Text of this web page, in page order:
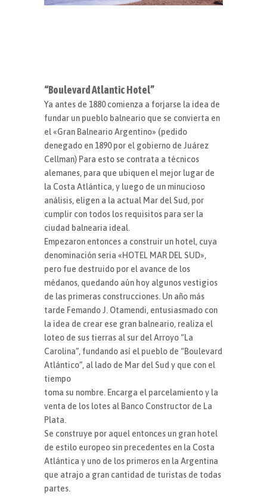
“Boulevard Atlantic Hotel”
Ya antes de 1880 comienza a forjarse la idea de
fundar un pueblo balneario que se convierta en
el «Gran Balneario Argentino» (pedido
denegado en 1890 por el gobierno de Juárez
Cellman) Para esto se contrata a técnicos
alemanes, para que ubiquen el mejor lugar de
la Costa Atlántica, y luego de un minucioso
análisis, eligen a la actual Mar del Sud, por
cumplir con todos los requisitos para ser la
ciudad balnearia ideal.
Empezaron entonces a construir un hotel, cuya
denominación seria «HOTEL MAR DEL SUD»,
pero fue destruido por el avance de los
médanos, quedando aún hoy algunos vestigios
de las primeras construcciones. Un año más
tarde Femando J. Otamendi, entusiasmado con
la idea de crear ese gran balneario, realiza el
loteo de sus tierras al sur del Arroyo “La
Carolina”, fundando así el pueblo de “Boulevard
Atlántico”, al lado de Mar del Sud y que con el
tiempo
toma su nombre. Encarga el parcelamiento y la
venta de los lotes al Banco Constructor de La
Plata.
Se construye por aquel entonces un gran hotel
de estilo europeo sin precedentes en la Costa
Atlántica y uno de los primeros en la Argentina
que atrajo a gran cantidad de turistas de todas
partes.